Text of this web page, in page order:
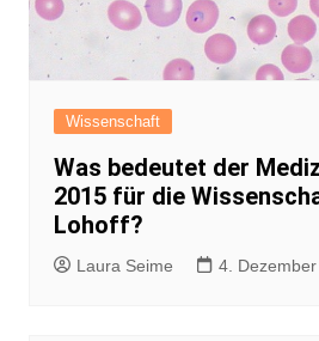
Wissenschaft
Was bedeutet der
2015 für die
Lohoff?
Laura Seime 4.